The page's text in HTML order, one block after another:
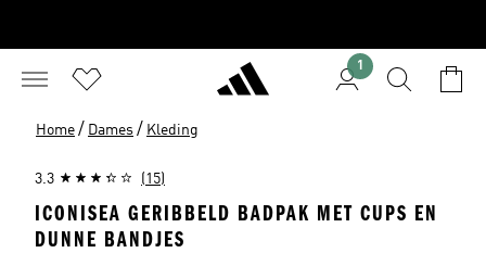
1
Home / Dames / Kleding
3.3 (15)
ICONISEA GERIBBELD BADPAK MET CUPS EN
DUNNE BANDJES